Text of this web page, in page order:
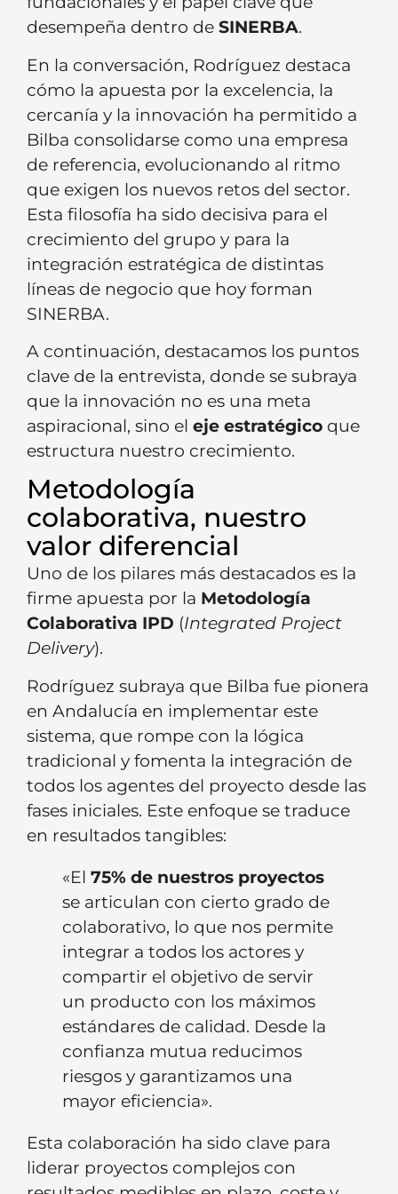
desempeña dentro de SINERBA.
En la conversación, Rodríguez destaca
cómo la apuesta por la excelencia, la
cercanía y la innovación ha permitido a
Bilba consolidarse como una empresa
de referencia, evolucionando al ritmo
que exigen los nuevos retos del sector.
Esta filosofía ha sido decisiva para el
crecimiento del grupo y para la
integración estratégica de distintas
líneas de negocio que hoy forman
SINERBA.
A continuación, destacamos los puntos
clave de la entrevista, donde se subraya
que la innovación no es una meta
aspiracional, sino el eje estratégico que
estructura nuestro crecimiento.
Metodología
colaborativa, nuestro
valor diferencial
Uno de los pilares más destacados es la
firme apuesta por la Metodología
Colaborativa IPD (Integrated Project
Delivery).
Rodríguez subraya que Bilba fue pionera
en Andalucía en implementar este
sistema, que rompe con la lógica
tradicional y fomenta la integración de
todos los agentes del proyecto desde las
fases iniciales. Este enfoque se traduce
en resultados tangibles:
«El 75% de nuestros proyectos
se articulan con cierto grado de
colaborativo, lo que nos permite
integrar a todos los actores y
compartir el objetivo de servir
un producto con los máximos
estándares de calidad. Desde la
confianza mutua reducimos
riesgos y garantizamos una
mayor eficiencia».
Esta colaboración ha sido clave para
liderar proyectos complejos con